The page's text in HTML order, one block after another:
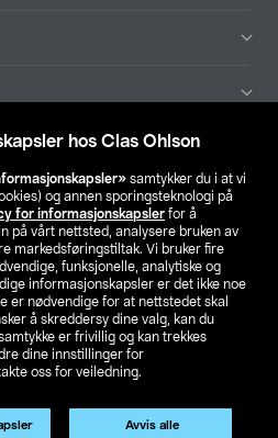
hos Clas Ohlson
samtykker du i at vi
og annen sporingsteknologi på
for informasjonskapsler for å
på vårt nettsted, analysere bruken av
markedsføringstiltak. Vi bruker fire
funksjonelle, analytiske og
informasjonskapsler er det ikke noe
er nødvendige for at nettstedet skal
å skreddersy dine valg, kan du
er frivillig og kan trekkes
dine innstillinger for
oss for veiledning.
Avvis alle
din butikk
NO FI